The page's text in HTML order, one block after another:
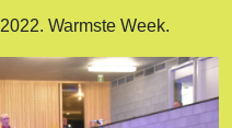
Warmste Week.